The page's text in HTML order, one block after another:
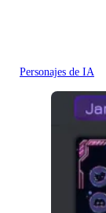
Personajes de IA